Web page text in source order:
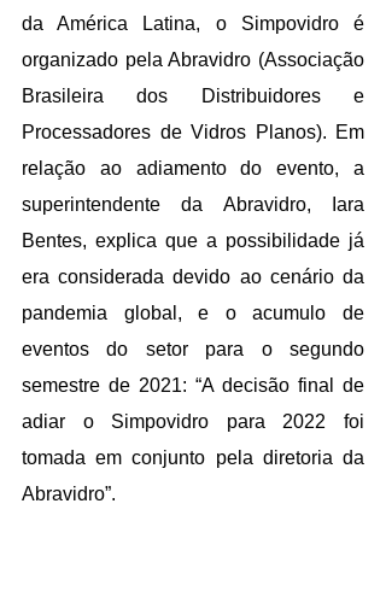
da América Latina, o Simpovidro é
organizado pela Abravidro (Associação
Brasileira dos Distribuidores e
Processadores de Vidros Planos). Em
relação ao adiamento do evento, a
superintendente da Abravidro, Iara
Bentes, explica que a possibilidade já
era considerada devido ao cenário da
pandemia global, e o acumulo de
eventos do setor para o segundo
semestre de 2021: “A decisão final de
adiar o Simpovidro para 2022 foi
tomada em conjunto pela diretoria da
Abravidro”.